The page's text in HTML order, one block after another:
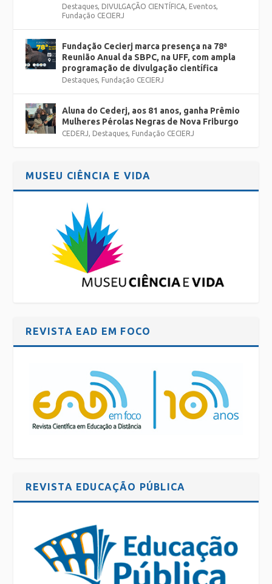
Destaques, DIVULGAÇÃO CIENTÍFICA, Eventos,
Fundação CECIERJ
Fundação Cecierj marca presença na 78ª
Reunião Anual da SBPC, na UFF, com ampla
programação de divulgação científica
Destaques, Fundação CECIERJ
Aluna do Cederj, aos 81 anos, ganha Prêmio
Mulheres Pérolas Negras de Nova Friburgo
CEDERJ, Destaques, Fundação CECIERJ
MUSEU CIÊNCIA E VIDA
REVISTA EAD EM FOCO
REVISTA EDUCAÇÃO PÚBLICA